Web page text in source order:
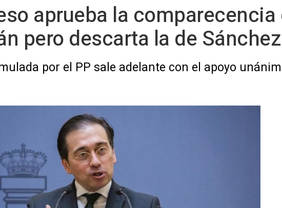
aprueba la
pero descarta la de Sánchez
por el PP sale adelante con el apoyo